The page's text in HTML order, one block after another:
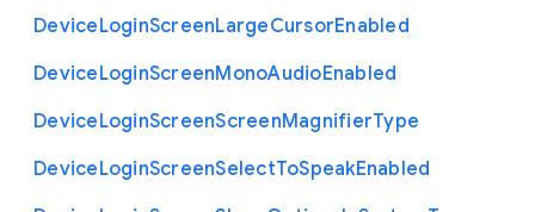
DeviceLoginScreenLargeCursorEnabled
DeviceLoginScreenMonoAudioEnabled
DeviceLoginScreenScreenMagnifierType
DeviceLoginScreenSelectToSpeakEnabled